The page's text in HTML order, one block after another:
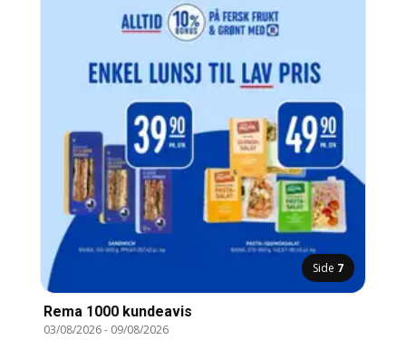
Side 7
Rema 1000 kundeavis
03/08/2026- 09/08/2026